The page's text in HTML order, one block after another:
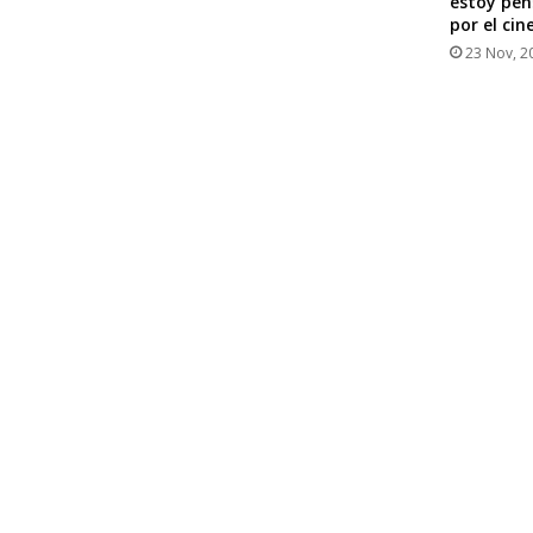
por el
23 Nov,